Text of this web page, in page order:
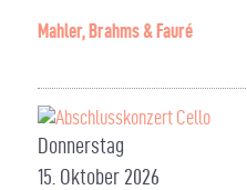
Mahler, Brahms & Fauré
Donnerstag
15. Oktober 2026